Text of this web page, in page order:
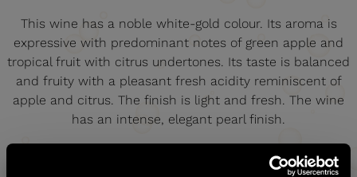
This wine has a noble white-gold colour. Its aroma is
expressive with predominant notes of green apple and
tropical fruit with citrus undertones. Its taste is balanced
and fruity with a pleasant fresh acidity reminiscent of
apple and citrus. The finish is light and fresh. The wine
has an intense, elegant pearl finish.